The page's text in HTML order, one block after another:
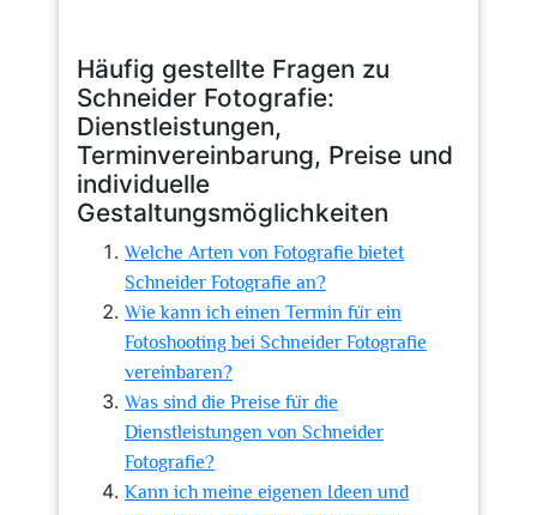
Häufig gestellte Fragen zu
Schneider Fotografie:
Dienstleistungen,
Terminvereinbarung, Preise und
individuelle
Gestaltungsmöglichkeiten
Welche Arten von Fotografie bietet
Schneider Fotografie an?
Wie kann ich einen Termin für ein
Fotoshooting bei Schneider Fotografie
vereinbaren?
Was sind die Preise für die
Dienstleistungen von Schneider
Fotografie?
Kann ich meine eigenen Ideen und